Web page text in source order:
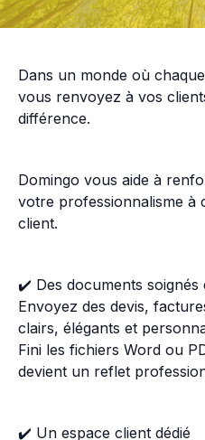
Dans un monde où
vous renvoyez à vos
différence.
Domingo vous aide à
votre professionnalisme à
client.
✔️ Des documents soignés
Envoyez des devis,
clairs, élégants et
Fini les fichiers Word ou
devient un reflet
✔️ Un espace client dédié